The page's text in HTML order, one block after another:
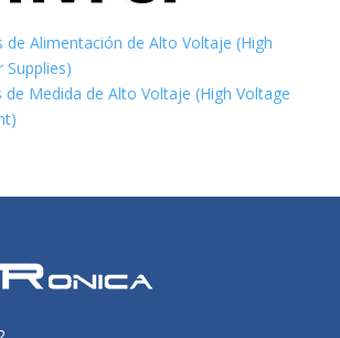
de Alimentación de Alto Voltaje (High
Supplies)
de Medida de Alto Voltaje (High Voltage